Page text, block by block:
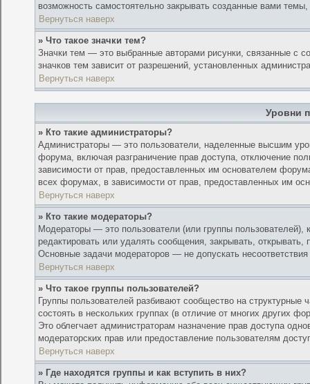
возможность самостоятельно закрывать созданные вами
Вернуться наверх
» Что такое значки тем?
Значки тем — это выбранные авторами рисунки, связанные с
значков тем зависит от разрешений, установленных
Вернуться наверх
Уровни
» Кто такие администраторы?
Администраторы — это пользователи, наделенные высшим
форума, включая разграничение прав доступа, отключение
зависимости от прав, предоставленных им основателем
всех форумах, в зависимости от прав, предоставленных им
Вернуться наверх
» Кто такие модераторы?
Модераторы — это пользователи (или группы
редактировать или удалять сообщения, закрывать,
Основные задачи модераторов — не допускать
Вернуться наверх
» Что такое группы пользователей?
Группы пользователей разбивают сообщество на
состоять в нескольких группах (в отличие от многих других
Это облегчает администраторам назначение прав доступа
модераторских прав или предоставление пользователям
Вернуться наверх
» Где находятся группы и как вступить в них?